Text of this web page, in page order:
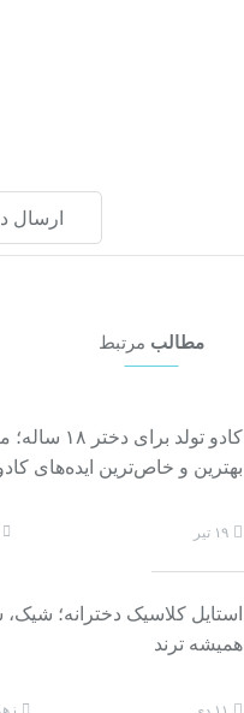
مطالب مرتبط
کادو تولد برای
بهترین و خاص‌ترین ایده‌های
۱۹ تیر
استایل کلاسیک دخترانه؛ شیک،
همیشه ترند